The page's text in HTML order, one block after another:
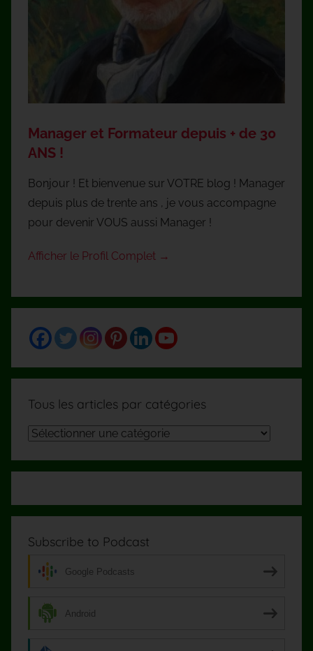
Manager et Formateur depuis + de 30
ANS !
Bonjour ! Et bienvenue sur VOTRE blog ! Manager
depuis plus de trente ans , je vous accompagne
pour devenir VOUS aussi Manager !
Afficher le Profil Complet →
Tous les articles par catégories
Tous
articles
Subscribe to Podcast
Google Podcasts
Android